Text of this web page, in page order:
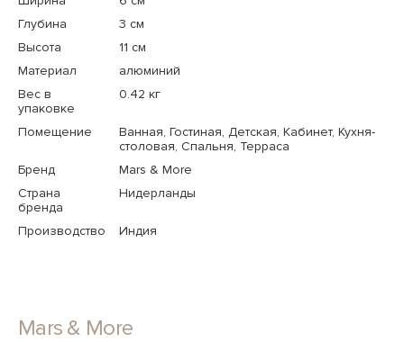
Глубина
3 см
Высота
11 см
Материал
алюминий
Вес в
упаковке
0.42 кг
Помещение
Ванная, Гостиная, Детская, Кабинет, Кухня-
столовая, Спальня, Терраса
Бренд
Mars & More
Страна
бренда
Нидерланды
Производство Индия
Mars & More